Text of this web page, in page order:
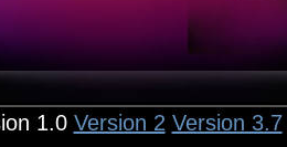
1.0 Version 2 Version 3.7